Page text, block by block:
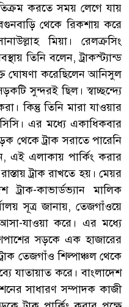
করতে সময় লেগে যায়
থেকে রিকশায় করে
মিয়া। রেলক্রসিং
তিনি বলেন, ট্রাকস্ট্যান্ড
ঘোষণা করেছিলেন আনিসুল
সুন্দরই ছিল। স্বাচ্ছন্দ্যে
কিন্তু তিনি মারা যাওয়ার
এর মধ্যে একাধিকবার
থেকে ট্রাক সরাতে পারেনি
এই এলাকায় পার্কিং করার
ট্রাক রাখতে হয়। মেয়র
কাভার্ডভ্যান মালিক
সূত্র জানায়, তেজগাঁওয়ে
যাওয়া করে। এর মধ্যে
সড়কে এক হাজারের
তেজগাঁও শিল্পাঞ্চল থেকে
যাতায়াত করে। বাংলাদেশ
সাধারণ সম্পাদক কাজী